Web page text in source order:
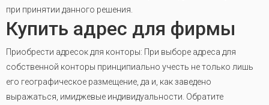
при принятии данного решения.
Купить адрес для фирмы
Приобрести адресок для конторы: При выборе адреса для
собственной конторы принципиально учесть не только лишь
его географическое размещение, да и, как заведено
выражаться, имиджевые индивидуальности. Обратите